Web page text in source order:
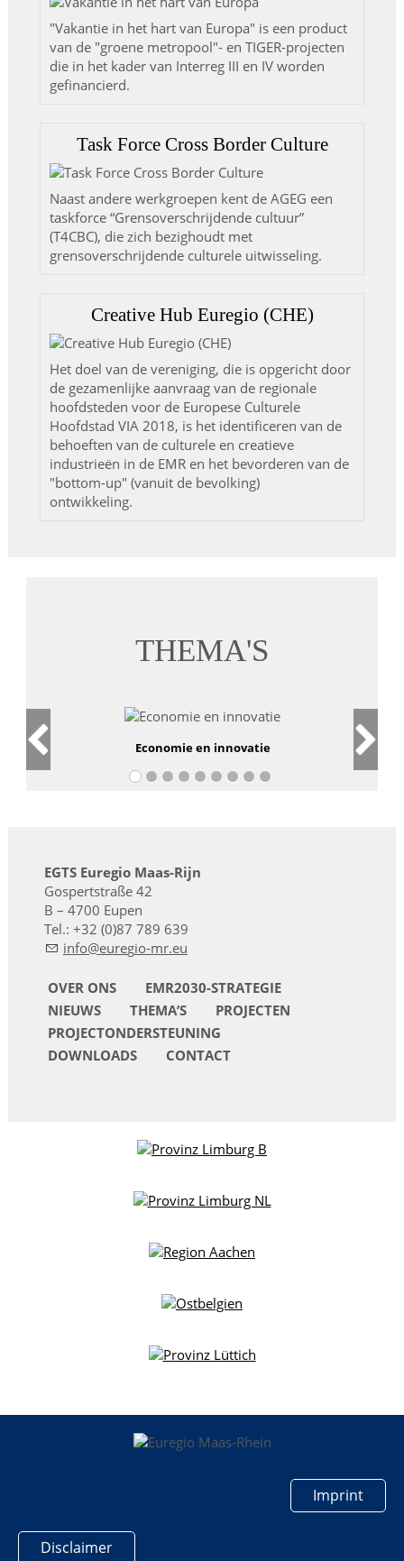
"Vakantie in het hart van Europa" is een product
van de "groene metropool"- en TIGER-projecten
die in het kader van Interreg III en IV worden
gefinancierd.
Task Force Cross Border Culture
Naast andere werkgroepen kent de AGEG een
taskforce “Grensoverschrijdende cultuur”
(T4CBC), die zich bezighoudt met
grensoverschrijdende culturele uitwisseling.
Creative Hub Euregio (CHE)
Het doel van de vereniging, die is opgericht door
de gezamenlijke aanvraag van de regionale
hoofdsteden voor de Europese Culturele
Hoofdstad VIA 2018, is het identificeren van de
behoeften van de culturele en creatieve
industrieën in de EMR en het bevorderen van de
"bottom-up" (vanuit de bevolking)
ontwikkeling.
THEMA'S
Economie en innovatie
EGTS Euregio Maas-Rijn
Gospertstraße 42
B – 4700 Eupen
Tel.: +32 (0)87 789 639
nf
r g -mr
OVER ONS
EMR2030-STRATEGIE
NIEUWS
THEMA’S
PROJECTEN
PROJECTONDERSTEUNING
DOWNLOADS
CONTACT
Imprint
Disclaimer